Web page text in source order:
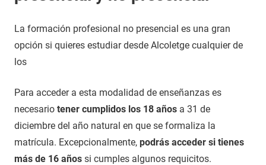
La formación profesional no presencial es una gran
opción si quieres estudiar desde Alcoletge cualquier de
los
Para acceder a esta modalidad de enseñanzas es
necesario tener cumplidos los 18 años a 31 de
diciembre del año natural en que se formaliza la
matrícula. Excepcionalmente, podrás acceder si tienes
más de 16 años si cumples algunos requicitos.